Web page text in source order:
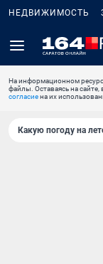
НЕДВИЖИМОСТЬ
На информационном
файлы. Оставаясь на
согласиена их
Какую погоду на